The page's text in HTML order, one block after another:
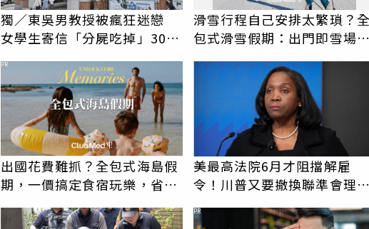
獨／東吳男教授被瘋狂迷戀
女學生寄信「分屍吃掉」30次
滑雪行程自己安排太繁瑣？
包式滑雪假期：出門即雪場
出國花費難抓？全包式海島假
期，一價搞定食宿玩樂，省錢
PR
美最高法院6月才阻擋解雇
令！川普又要撤換聯準會理
PR